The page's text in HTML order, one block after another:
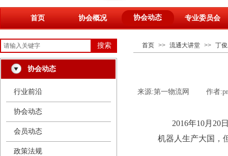
首页 协会概况 协会动态 专业委员会
搜索 首页 >> 流通大讲堂 >> 丁
协会动态
来源:第一物流网 作者:
2016年10月20
机器人生产大国，
行业前沿
协会动态
会员动态
政策法规